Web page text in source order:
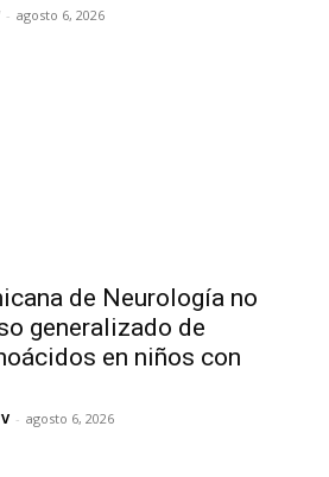
- agosto 6, 2026
de Neurología no
generalizado de
en niños con
- agosto 6, 2026